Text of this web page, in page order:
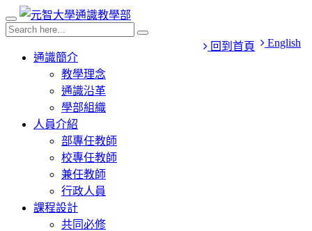
English
回到首頁
通識簡介
教學理念
通識沿革
學部組織
人員介紹
部專任教師
校專任教師
兼任教師
行政人員
課程設計
共同必修